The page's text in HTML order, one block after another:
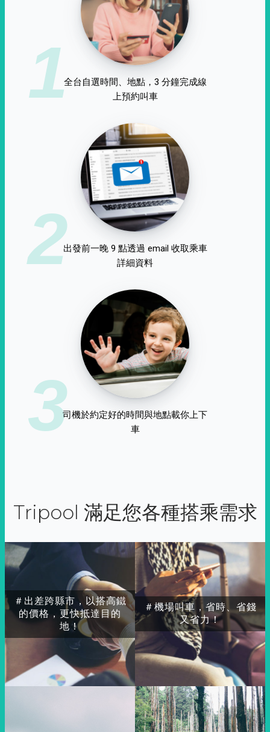
1全台自選時間、地點，3 分鐘完成線
上預約叫車
2出發前一晚 9 點透過 email 收取乘車
詳細資料
3司機於約定好的時間與地點載你上下
車
Tripool 滿足您各種搭乘需求
＃出差跨縣市，以搭高鐵
的價格，更快抵達目的
地！
＃機場叫車，省時、省錢
又省力！